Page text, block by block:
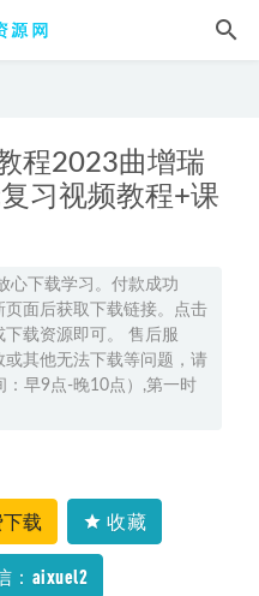
程2023曲增瑞
习视频教程+课
心下载学习。付款成功
面后获取下载链接。点击
下载资源即可。 售后服
其他无法下载等问题，请
：早9点-晚10点）,第一时
下载 收藏
：aixuel2
手漂亮好字 2023-07-17
连伟】高三物理·全年班
假班24年高考数学一轮复习
，16.83G资源百度网盘下